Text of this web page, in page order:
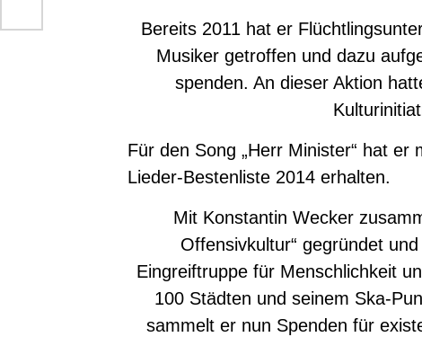
Bereits 2011 hat er
Musiker getroffen und dazu
spenden. An dieser Aktion
Für den Song „Herr Minister“ hat
Lieder-Bestenliste 2014 erhalten.
Mit Konstantin Wecker
Offensivkultur“ gegründet
Eingreiftruppe für Menschlichkeit
100 Städten und seinem Ska-
sammelt er nun Spenden für